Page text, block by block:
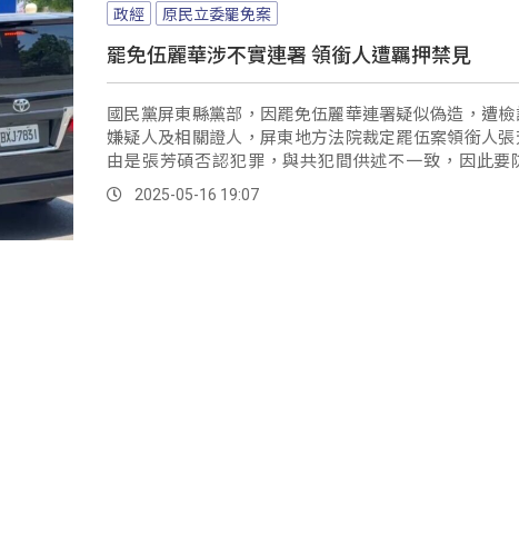
政經 原民立委罷免案
罷免伍麗華涉不實連署 領銜人遭羈押禁見
國民黨屏東縣黨部，因罷免伍麗華連署疑似偽造，遭
嫌疑人及相關證人，屏東地方法院裁定罷伍案領銜人
由是張芳碩否認犯罪，與共犯間供述不一致，因此要
證。2025-05-16 19:07